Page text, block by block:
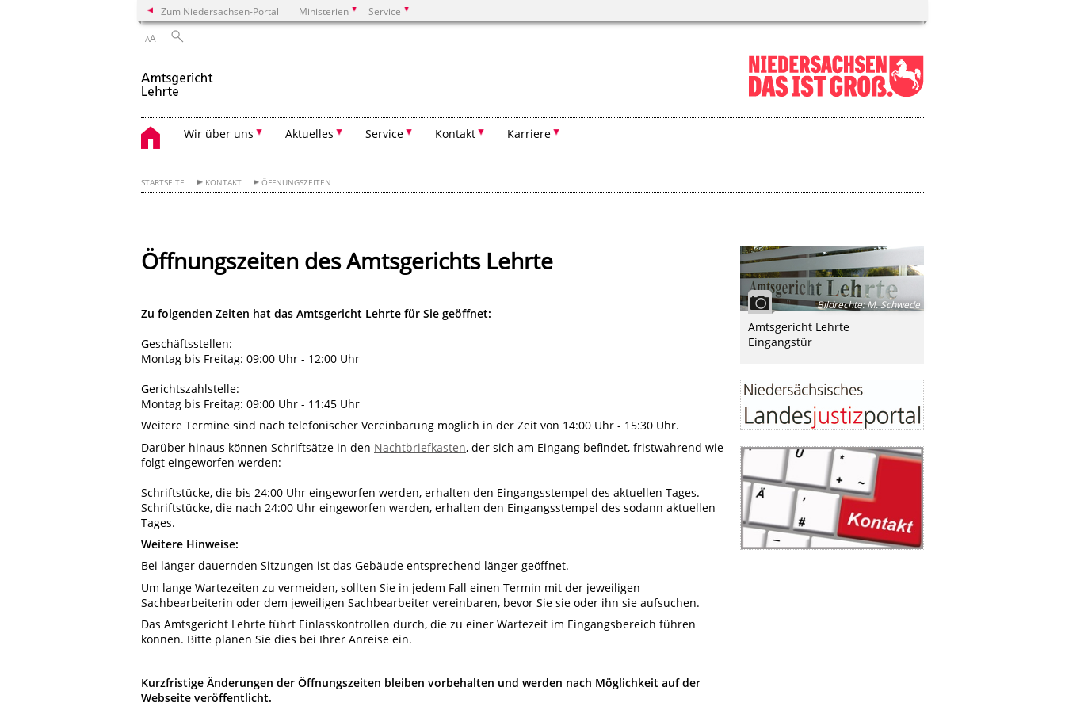
Zum Niedersachsen-Portal Ministerien Service
AA
Wir über uns Aktuelles Service Kontakt Karriere
STARTSEITE KONTAKT ÖFFNUNGSZEITEN
Öffnungszeiten des Amtsgerichts Lehrte
Zu folgenden Zeiten hat das Amtsgericht Lehrte für Sie geöffnet:
Geschäftsstellen:
Montag bis Freitag: 09:00 Uhr - 12:00 Uhr
Gerichtszahlstelle:
Montag bis Freitag: 09:00 Uhr - 11:45 Uhr
Weitere Termine sind nach telefonischer Vereinbarung möglich in der Zeit von 14:00 Uhr - 15:30 Uhr.
Darüber hinaus können Schriftsätze in den Nachtbriefkasten, der sich am Eingang befindet, fristwahrend wie
folgt eingeworfen werden:
Schriftstücke, die bis 24:00 Uhr eingeworfen werden, erhalten den Eingangsstempel des aktuellen Tages.
Schriftstücke, die nach 24:00 Uhr eingeworfen werden, erhalten den Eingangsstempel des sodann aktuellen
Tages.
Weitere Hinweise:
Bei länger dauernden Sitzungen ist das Gebäude entsprechend länger geöffnet.
Um lange Wartezeiten zu vermeiden, sollten Sie in jedem Fall einen Termin mit der jeweiligen
Sachbearbeiterin oder dem jeweiligen Sachbearbeiter vereinbaren, bevor Sie sie oder ihn sie aufsuchen.
Das Amtsgericht Lehrte führt Einlasskontrollen durch, die zu einer Wartezeit im Eingangsbereich führen
können. Bitte planen Sie dies bei Ihrer Anreise ein.
Kurzfristige Änderungen der Öffnungszeiten bleiben vorbehalten und werden nach Möglichkeit auf der
Webseite veröffentlicht.
Bildrechte:M. Schwede
Amtsgericht Lehrte
Eingangstür